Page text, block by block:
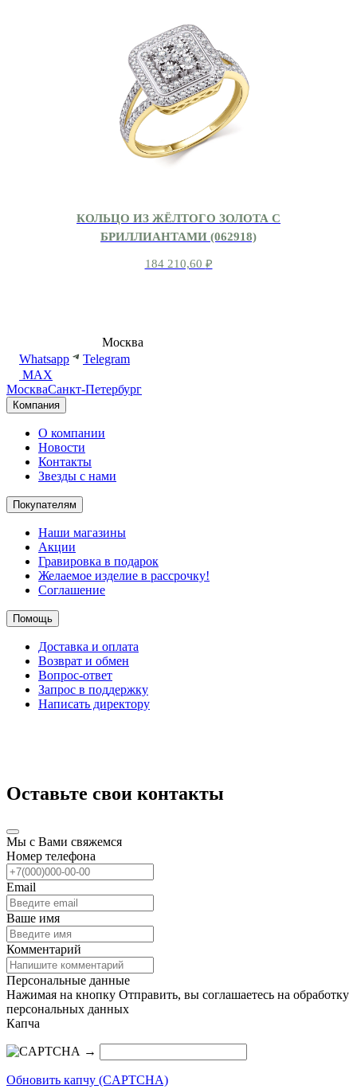
КОЛЬЦО ИЗ ЖЁЛТОГО ЗОЛОТА С
БРИЛЛИАНТАМИ (062918)
184 210,60 ₽
Москва
Whatsapp
Telegram
MAX
МоскваСанкт-Петербург
Компания
О компании
Новости
Контакты
Звезды с нами
Покупателям
Наши магазины
Акции
Гравировка в подарок
Желаемое изделие в рассрочку!
Соглашение
Помощь
Доставка и оплата
Возврат и обмен
Вопрос-ответ
Запрос в поддержку
Написать директору
Оставьте свои контакты
Мы с Вами свяжемся
Номер телефона
Email
Ваше имя
Комментарий
Персональные данные
Нажимая на кнопку Отправить, вы соглашаетесь на обработку
персональных данных
Капча
→
Обновить капчу (CAPTCHA)